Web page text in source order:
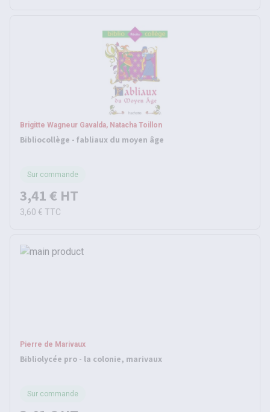
Brigitte Wagneur Gavalda, Natacha Toillon
Bibliocollège - fabliaux du moyen âge
Sur commande
3,41 € HT
3,60 € TTC
Pierre de Marivaux
Bibliolycée pro - la colonie, marivaux
Sur commande